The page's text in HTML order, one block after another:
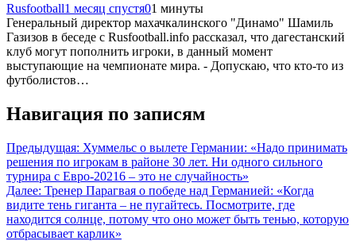
Rusfootball1 месяц спустя01 минуты
Генеральный директор махачкалинского "Динамо" Шамиль
Газизов в беседе с Rusfootball.info рассказал, что дагестанский
клуб могут пополнить игроки, в данный момент
выступающие на чемпионате мира. - Допускаю, что кто-то из
футболистов…
Навигация по записям
Предыдущая: Хуммельс о вылете Германии: «Надо принимать
решения по игрокам в районе 30 лет. Ни одного сильного
турнира с Евро-20216 – это не случайность»
Далее: Тренер Парагвая о победе над Германией: «Когда
видите тень гиганта – не пугайтесь. Посмотрите, где
находится солнце, потому что оно может быть тенью, которую
отбрасывает карлик»